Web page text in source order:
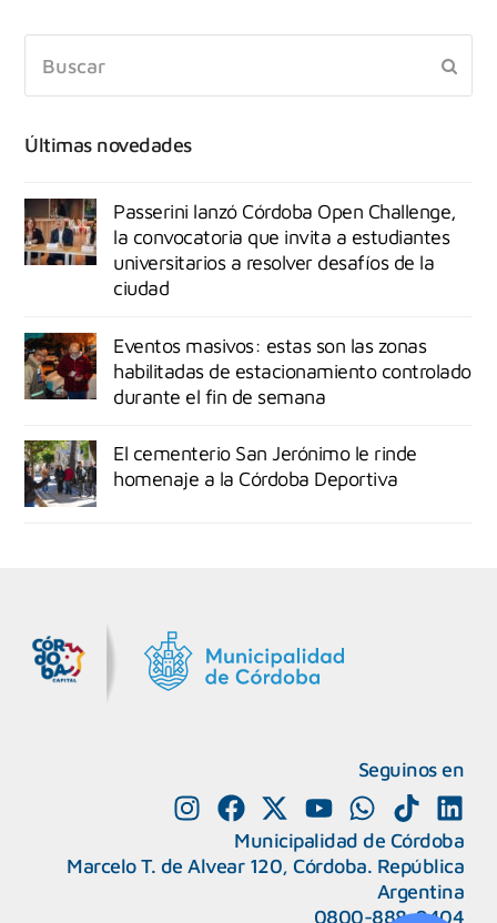
Últimas novedades
Passerini lanzó Córdoba Open Challenge,
la convocatoria que invita a estudiantes
universitarios a resolver desafíos de la
ciudad
Eventos masivos: estas son las zonas
habilitadas de estacionamiento controlado
durante el fin de semana
El cementerio San Jerónimo le rinde
homenaje a la Córdoba Deportiva
Seguinos en
Municipalidad de Córdoba
Marcelo T. de Alvear 120, Córdoba. República
Argentina
0800-888-0404